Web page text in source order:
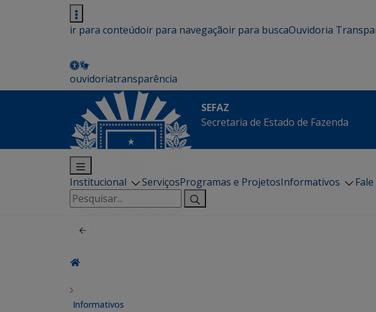
ir para conteúdoir para navegaçãoir para buscaOuvidoria
ouvidoriatransparência
SEFAZ
Secretaria de Estado de Fazenda
Institucional ServiçosProgramas e ProjetosInformativos
Pesquisar
por:
Informativos